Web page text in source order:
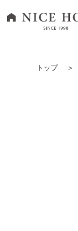
トップ ＞